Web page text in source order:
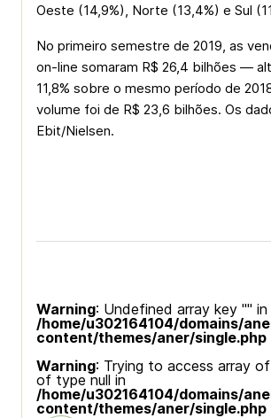
Oeste (14,9%), Norte (13,4%) e Sul
No primeiro semestre de 2019, as
on-line somaram R$ 26,4 bilhões —
11,8% sobre o mesmo período de
volume foi de R$ 23,6 bilhões. Os
Ebit/Nielsen.
Warning: Undefined array key "" in
/home/u302164104/domains/
content/themes/aner/single.php
Warning: Trying to access array
of type null in
/home/u302164104/domains/
content/themes/aner/single.php